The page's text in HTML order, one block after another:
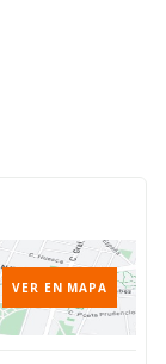
VER EN MAPA